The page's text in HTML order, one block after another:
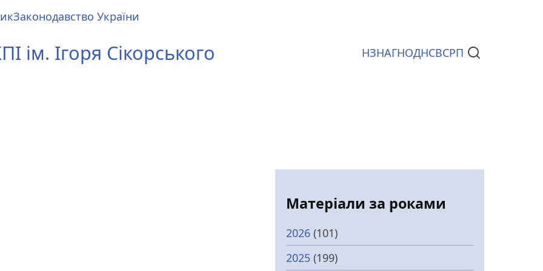
Законодавство України
ім. Ігоря Сікорського Документи
НЗНАГНОДНСВСРП
Матеріали за роками
2026 (101)
2025 (199)